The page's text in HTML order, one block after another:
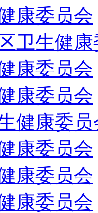
康委员会
卫生健
康委员会
康委员会
健康委员
康委员会
康委员会
康委员会